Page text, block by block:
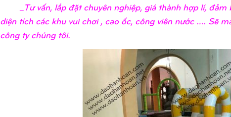
_Tư vấn, lắp đặt chuyên nghiệp, giá thành hợp lí,
diện tích các khu vui chơi , cao ốc, công viên nước …. Sẽ
công ty chúng tôi.